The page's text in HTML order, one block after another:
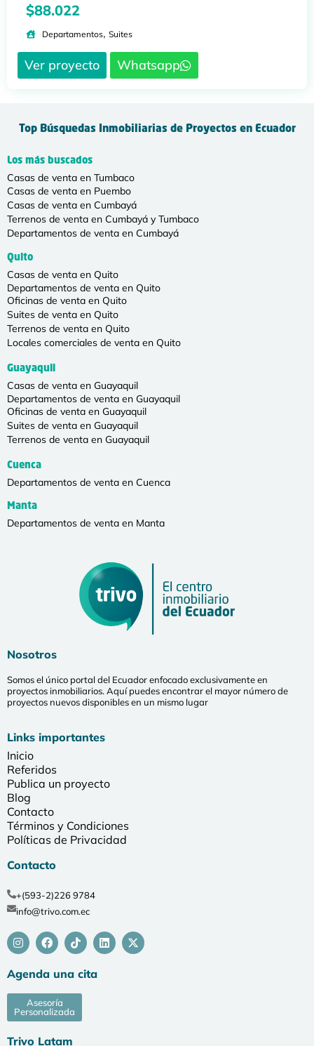
$88.022
Departamentos, Suites
Ver proyecto Whatsapp
Top Búsquedas Inmobiliarias de Proyectos en Ecuador
Los más buscados
Casas de venta en Tumbaco
Casas de venta en Puembo
Casas de venta en Cumbayá
Terrenos de venta en Cumbayá y Tumbaco
Departamentos de venta en Cumbayá
Quito
Casas de venta en Quito
Departamentos de venta en Quito
Oficinas de venta en Quito
Suites de venta en Quito
Terrenos de venta en Quito
Locales comerciales de venta en Quito
Guayaquil
Casas de venta en Guayaquil
Departamentos de venta en Guayaquil
Oficinas de venta en Guayaquil
Suites de venta en Guayaquil
Terrenos de venta en Guayaquil
Cuenca
Departamentos de venta en Cuenca
Manta
Departamentos de venta en Manta
Nosotros
Somos el único portal del Ecuador enfocado exclusivamente en
proyectos inmobiliarios. Aquí puedes encontrar el mayor número de
proyectos nuevos disponibles en un mismo lugar
Links importantes
Inicio
Referidos
Publica un proyecto
Blog
Contacto
Términos y Condiciones
Políticas de Privacidad
Contacto
+(593-2)226 9784
info@trivo.com.ec
Agenda una cita
Asesoría
Personalizada
Trivo Latam